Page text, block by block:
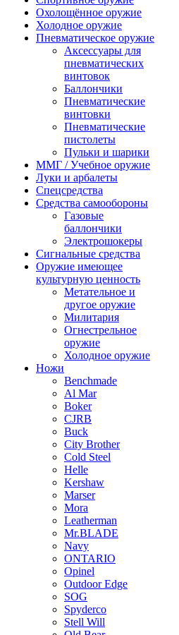
Охолощённое оружие
Холодное оружие
Пневматическое оружие
Аксессуары для
пневматических
винтовок
Баллончики
Пневматические
винтовки
Пневматические
пистолеты
Пульки и шарики
ММГ / Учебное оружие
Луки и арбалеты
Спецсредства
Средства самообороны
Газовые
баллончики
Электрошокеры
Сигнальные средства
Оружие имеющее
культурную ценность
Метательное и
другое оружие
Милитария
Огнестрельное
оружие
Холодное оружие
Ножи
Benchmade
Al Mar
Boker
CJRB
Buck
City Brother
Cold Steel
Helle
Kershaw
Marser
Mora
Leatherman
Mr.BLADE
Navy
ONTARIO
Opinel
Outdoor Edge
SOG
Spyderco
Stell Will